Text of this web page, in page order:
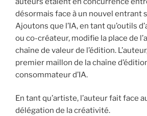
désormais face à un nouvel entrant
Ajoutons que l’IA, en tant qu’outils
ou co-créateur, modifie la place de
chaîne de valeur de l’édition.
premier maillon de la chaîne
consommateur d’IA.
En tant qu’artiste, l’auteur fait face
délégation de la créativité.